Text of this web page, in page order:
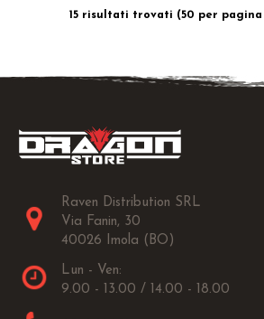
15 risultati trovati (50 per pagina
Raven Distribution SRL
Via Fanin, 30
40026 Imola (BO)
Lun - Ven:
9.00 - 13.00 / 14.00 - 18.00